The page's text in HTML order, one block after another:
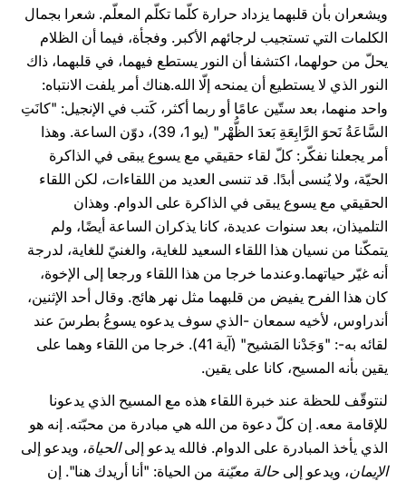
ويشعران بأن قلبهما يزداد حرارة كلّما تكلّم المعلّم. شعرا بجمال
الكلمات التي تستجيب لرجائهم الأكبر. وفجأة، فيما أن الظلام
يحلّ من حولهما، اكتشفا أن النور يستطع فيهما، في قلبهما، ذاك
النور الذي لا يستطيع أن يمنحه إلّا الله.هناك أمر يلفت الانتباه:
واحد منهما، بعد ستّين عامًا أو ربما أكثر، كَتب في الإنجيل: "كانَتِ
السَّاعَةُ نَحوَ الرَّابِعَةِ بَعدَ الظُّهْر" (يو 1، 39)، دوّن الساعة. وهذا
أمر يجعلنا نفكّر: كلّ لقاء حقيقي مع يسوع يبقى في الذاكرة
الحيّة، ولا يُنسى أبدًا. قد تنسى العديد من اللقاءات، لكن اللقاء
الحقيقي مع يسوع يبقى في الذاكرة على الدوام. وهذان
التلميذان، بعد سنوات عديدة، كانا يذكران الساعة أيضًا، ولم
يتمكّنا من نسيان هذا اللقاء السعيد للغاية، والغنيّ للغاية، لدرجة
أنه غيّر حياتهما.وعندما خرجا من هذا اللقاء ورجعا إلى الإخوة،
كان هذا الفرح يفيض من قلبهما مثل نهر هائج. وقال أحد الإثنين،
أندراوس، لأخيه سمعان -الذي سوف يدعوه يسوعُ بطرسَ عند
لقائه به-: "وَجَدْنا المَشيح" (آية 41). خرجا من اللقاء وهما على
يقين بأنه المسيح، كانا على يقين.
لنتوقّف للحظة عند خبرة اللقاء هذه مع المسيح الذي يدعونا
للإقامة معه. إن كلّ دعوة من الله هي مبادرة من محبّته. إنه هو
الذي يأخذ المبادرة على الدوام. فالله يدعو إلىالحياة، ويدعو إلى
الإيمان، ويدعو إلى حالة معيّنة من الحياة: "أنا أريدك هنا". إن